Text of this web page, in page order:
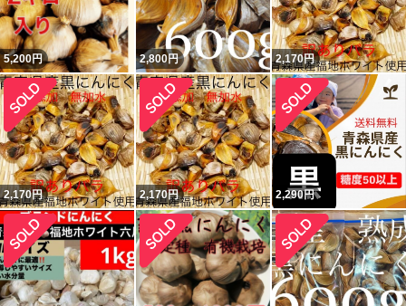
5,200円 2,800円 2,170円
2,170円 2,170円 2,290円